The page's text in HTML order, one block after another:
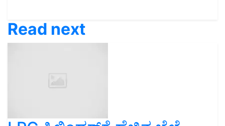
Read next